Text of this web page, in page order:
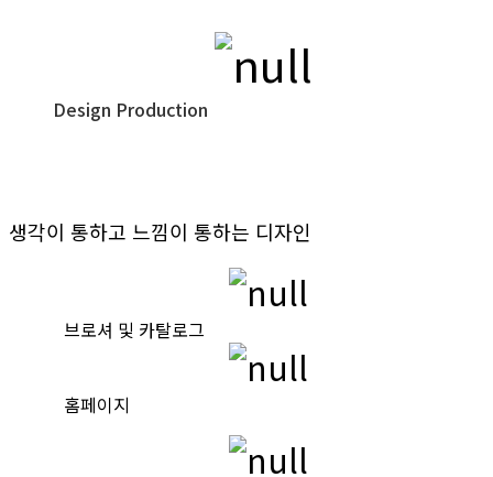
Design Production
생각이 통하고 느낌이 통하는 디자인
브로셔 및 카탈로그
홈페이지